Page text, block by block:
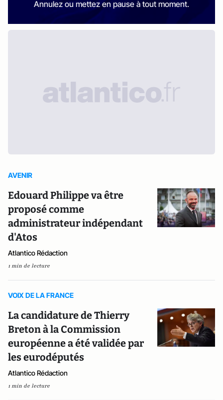
Annulez ou mettez en pause à tout moment.
AVENIR
Edouard Philippe va être
proposé comme
administrateur indépendant
d'Atos
Atlantico Rédaction
1 min de lecture
VOIX DE LA FRANCE
La candidature de Thierry
Breton à la Commission
européenne a été validée par
les eurodéputés
Atlantico Rédaction
1 min de lecture